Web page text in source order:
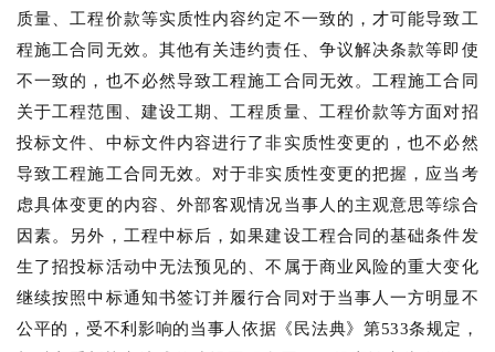
质量、工程价款等实质性内容约定不一致的，才可能导致工
程施工合同无效。其他有关违约责任、争议解决条款等即使
不一致的，也不必然导致工程施工合同无效。工程施工合同
关于工程范围、建设工期、工程质量、工程价款等方面对招
投标文件、中标文件内容进行了非实质性变更的，也不必然
导致工程施工合同无效。对于非实质性变更的把握，应当考
虑具体变更的内容、外部客观情况当事人的主观意思等综合
因素。另外，工程中标后，如果建设工程合同的基础条件发
生了招投标活动中无法预见的、不属于商业风险的重大变化
继续按照中标通知书签订并履行合同对于当事人一方明显不
公平的，受不利影响的当事人依据《民法典》第533条规定，